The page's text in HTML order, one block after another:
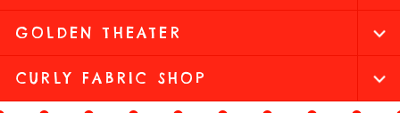
GOLDEN THEATER
CURLY FABRIC SHOP